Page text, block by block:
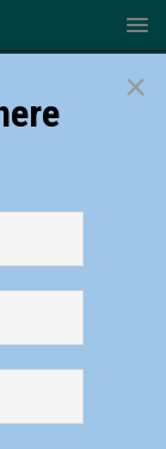
×